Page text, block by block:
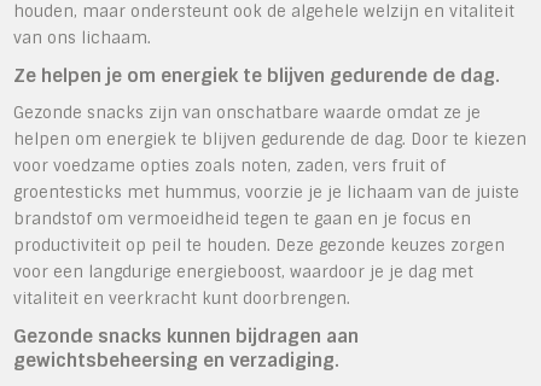
houden, maar ondersteunt ook de algehele welzijn en vitaliteit
van ons lichaam.
Ze helpen je om energiek te blijven gedurende de dag.
Gezonde snacks zijn van onschatbare waarde omdat ze je
helpen om energiek te blijven gedurende de dag. Door te kiezen
voor voedzame opties zoals noten, zaden, vers fruit of
groentesticks met hummus, voorzie je je lichaam van de juiste
brandstof om vermoeidheid tegen te gaan en je focus en
productiviteit op peil te houden. Deze gezonde keuzes zorgen
voor een langdurige energieboost, waardoor je je dag met
vitaliteit en veerkracht kunt doorbrengen.
Gezonde snacks kunnen bijdragen aan
gewichtsbeheersing en verzadiging.